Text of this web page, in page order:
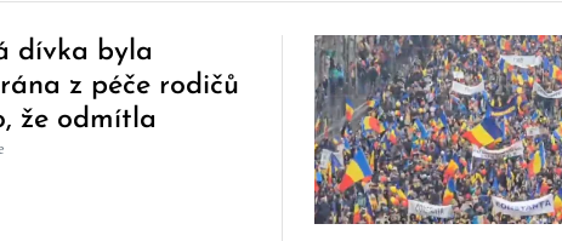
dívka byla
z péče rodičů
že odmítla